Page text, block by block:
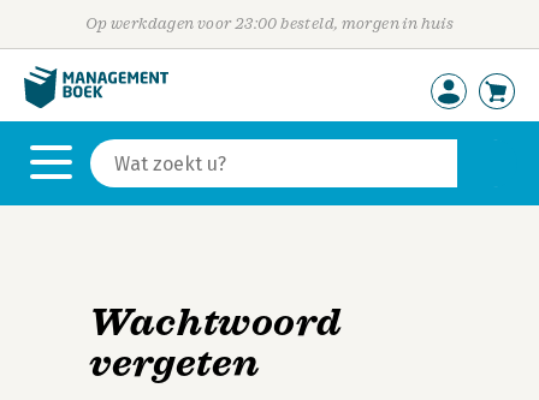
Op werkdagen voor 23:00 besteld, morgen in huis
Wachtwoord
vergeten